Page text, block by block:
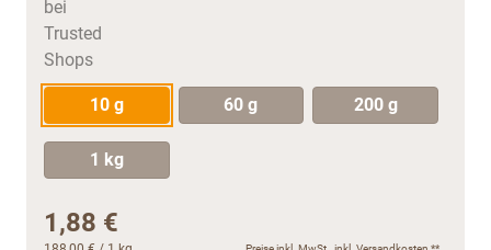
10 g 60 g 200 g
1 kg
1,88 €